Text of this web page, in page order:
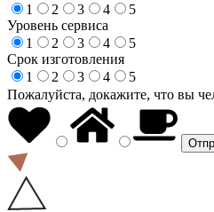
1
2 3 4
5
Уровень сервиса
1
2 3 4
5
Срок изготовления
1
2 3 4
5
Пожалуйста, докажите, что вы